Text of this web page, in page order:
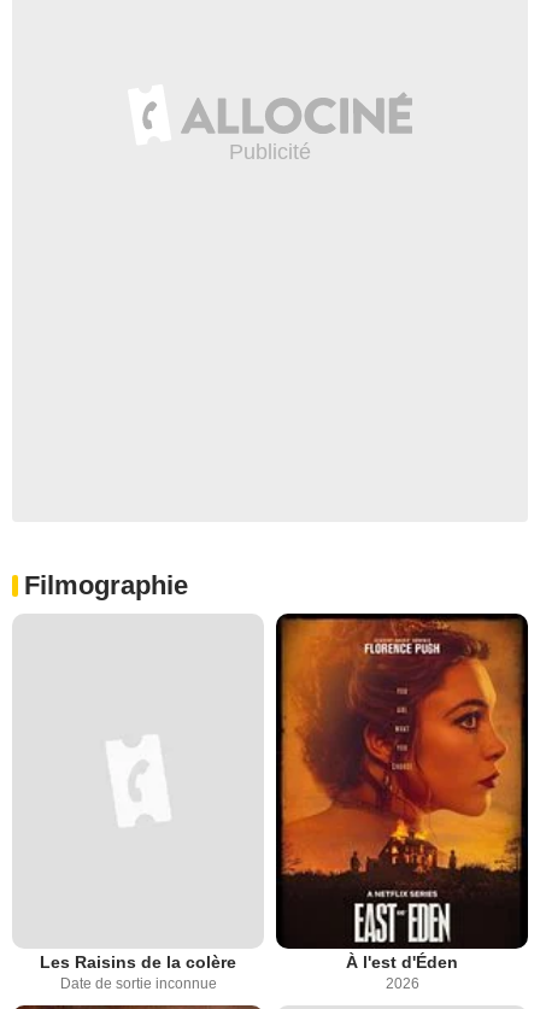
Filmographie
Les Raisins de la colère
Date de sortie inconnue
À l'est d'Éden
2026